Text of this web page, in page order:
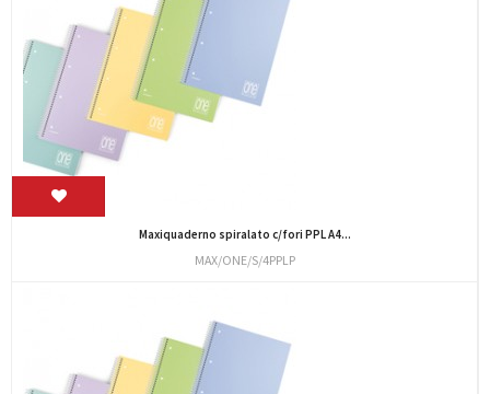
Maxiquaderno spiralato c/fori PPL A4...
MAX/ONE/S/4PPLP